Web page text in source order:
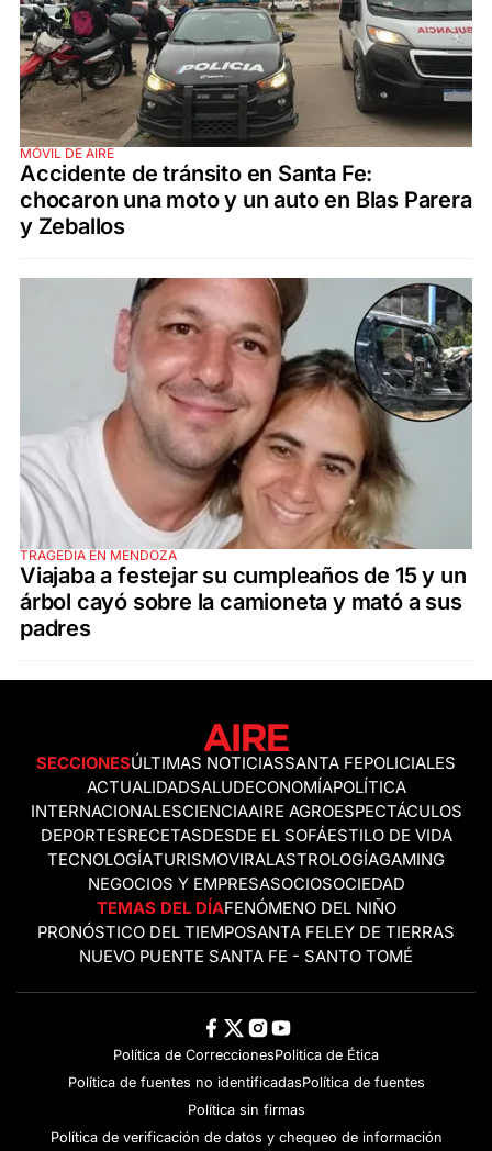
MÓVIL DE AIRE
Accidente de tránsito en Santa Fe:
chocaron una moto y un auto en Blas Parera
y Zeballos
TRAGEDIA EN MENDOZA
Viajaba a festejar su cumpleaños de 15 y un
árbol cayó sobre la camioneta y mató a sus
padres
SECCIONESÚLTIMAS NOTICIASSANTA FEPOLICIALES
ACTUALIDADSALUDECONOMÍAPOLÍTICA
INTERNACIONALESCIENCIAAIRE AGROESPECTÁCULOS
DEPORTESRECETASDESDE EL SOFÁESTILO DE VIDA
TECNOLOGÍATURISMOVIRALASTROLOGÍAGAMING
NEGOCIOS Y EMPRESASOCIOSOCIEDAD
TEMAS DEL DÍAFENÓMENO DEL NIÑO
PRONÓSTICO DEL TIEMPOSANTA FELEY DE TIERRAS
NUEVO PUENTE SANTA FE - SANTO TOMÉ
Política de CorreccionesPolitica de Ética
Política de fuentes no identificadasPolítica de fuentes
Política sin firmas
Política de verificación de datos y chequeo de información